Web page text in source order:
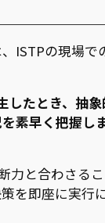
ISTPの現場で
したとき、抽
素早く把握し
力と合わさる
を即座に実行